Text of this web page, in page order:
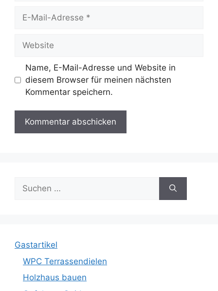
Mail-
Name, E-Mail-Adresse und Website in
diesem Browser für meinen nächsten
Kommentar speichern.
Suche
nach:
Gastartikel
WPC Terrassendielen
Holzhaus bauen